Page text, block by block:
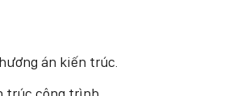
án kiến trúc.